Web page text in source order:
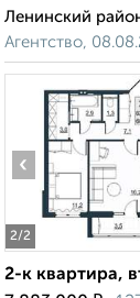
Ленинский
Агентство,
2/2
‹
2-к квартира,